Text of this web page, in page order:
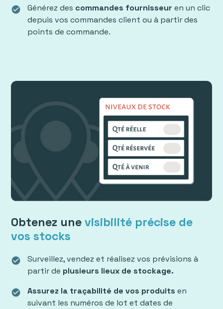
check_circle Générez des commandes fournisseur en un clic
depuis vos commandes client ou à partir des
points de commande.
Obtenez unevisibilité précise de
vos stocks
check_circle
Surveillez, vendez et réalisez vos prévisions à
partir de plusieurs lieux de stockage.
check_circle Assurez la traçabilité de vos produits en
suivant les numéros de lot et dates de